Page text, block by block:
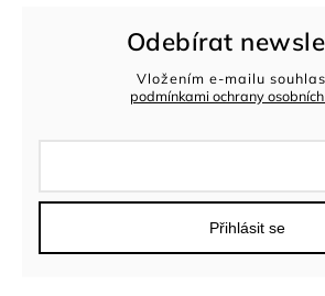
Odebírat
Vložením e-mailu
podmínkami ochrany
Přihlásit se